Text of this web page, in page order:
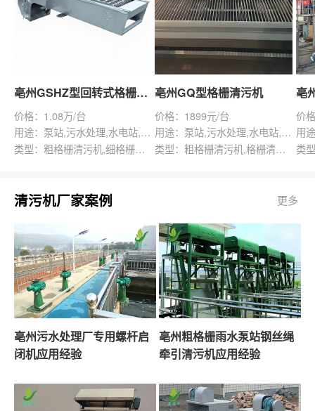
亳州GSHZ型回转式格栅除污机
价格：1.08万/台
用途：泵站,污水处理,水电站,自来水厂,渠道,水产养殖,化工,纺织,给排水工程
类型：粗格栅清污机,细格栅清污机,格栅清污机,回转式清污机
亳州GQ型格栅清污机
价格：1899元/台
用途：泵站,污水处理,水电站,自来水厂,给排水工程
类型：粗格栅清污机,格栅清污机,回转式清污机
价
清污机厂家案例 更多
亳州污水处理厂专用螺杆启
闭机应用经验
亳州粗格栅雨水泵站钢丝绳
牵引清污机应用经验